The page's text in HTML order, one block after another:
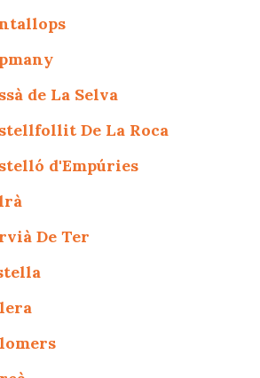
de La Selva
De La Roca
d'Empúries
De Ter